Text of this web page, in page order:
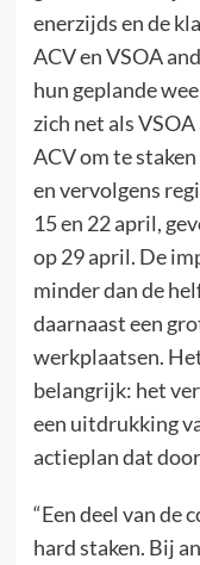
enerzijds en de
ACV en VSOA
hun geplande
zich net als
ACV om te
en vervolgens
15 en 22 april,
op 29 april. De
minder dan de
daarnaast een
werkplaatsen.
belangrijk: het
een uitdrukking
actieplan dat
“Een deel van de
hard staken. Bij